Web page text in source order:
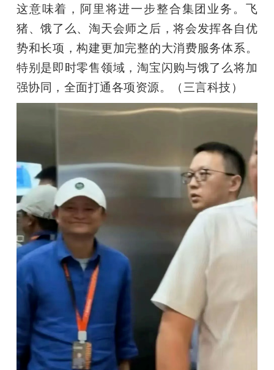
这意味着，阿里将进一步整合集团业务。飞
猪、饿了么、淘天会师之后，将会发挥各自优
势和长项，构建更加完整的大消费服务体系。
特别是即时零售领域，淘宝闪购与饿了么将加
强协同，全面打通各项资源。（三言科技）